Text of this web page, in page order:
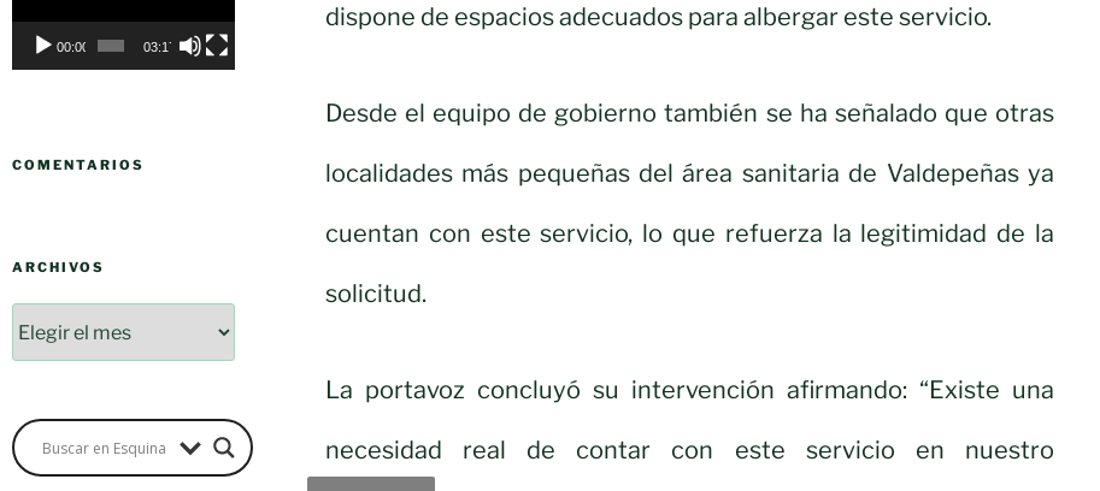
00:00 03:17
COMENTARIOS
ARCHIVOS
dispone de espacios adecuados para albergar este servicio.
Desde el equipo de gobierno también se ha señalado que otras
localidades más pequeñas del área sanitaria de Valdepeñas ya
cuentan con este servicio, lo que refuerza la legitimidad de la
solicitud.
La portavoz concluyó su intervención afirmando: “Existe una
necesidad real de contar con este servicio en nuestro